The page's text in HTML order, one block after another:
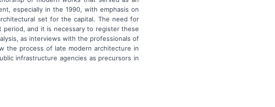
especially in the 1990, with emphasis on
set for the capital. The need for
and it is necessary to register these
as interviews with the professionals of
the process of late modern architecture in
infrastructure agencies as precursors in